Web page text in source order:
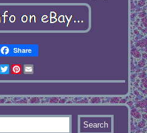
Share
Facebook
TwitterPinterest